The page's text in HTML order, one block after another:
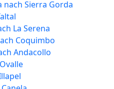
nach Sierra Gorda
La Serena
Coquimbo
Andacollo